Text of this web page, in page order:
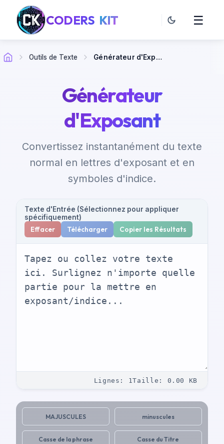
CODERS KIT ☰
Outils de Texte Générateur d'Exposant
Générateur
d'Exposant
Convertissez instantanément du texte
normal en lettres d'exposant et en
symboles d'indice.
Texte d'Entrée (Sélectionnez pour appliquer
spécifiquement)
Effacer Télécharger Copier les Résultats
Lignes : 1Taille : 0.00 KB
MAJUSCULES minuscules
Casse de la phrase Casse du Titre